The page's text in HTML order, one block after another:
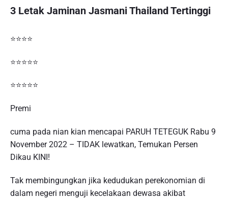
3 Letak Jaminan Jasmani Thailand Tertinggi
⭐⭐⭐⭐
⭐⭐⭐⭐⭐
⭐⭐⭐⭐⭐
Premi
cuma pada nian kian mencapai PARUH TETEGUK Rabu 9
November 2022 – TIDAK lewatkan, Temukan Persen
Dikau KINI!
Tak membingungkan jika kedudukan perekonomian di
dalam negeri menguji kecelakaan dewasa akibat